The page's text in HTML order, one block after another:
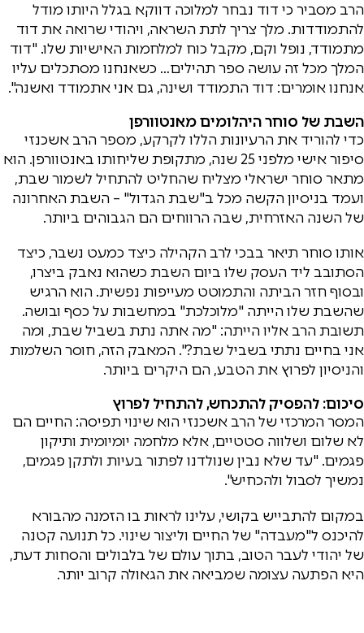
הרב מסביר כי דוד נבחר למלוכה דווקא בגלל היותו מודל
להתמודדות. מלך צריך לתת השראה, ויהודי שרואה את דוד
מתמודד, נופל וקם, מקבל כוח למלחמות האישיות שלו. "דוד
המלך מכל זה עושה ספר תהילים… כשאנחנו מסתכלים עליו
אנחנו אומרים: דוד התמודד ושינה, גם אני אתמודד ואשנה".
השבת של סוחר היהלומים מאנטוורפן
כדי להוריד את הרעיונות הללו לקרקע, מספר הרב אשכנזי
סיפור אישי מלפני 25 שנה, מתקופת שליחותו באנטוורפן. הוא
מתאר סוחר ישראלי מצליח שהחליט להתחיל לשמור שבת,
ועמד בניסיון הקשה מכל ב"שבת הגדול" – השבת האחרונה
של השנה האזרחית, שבה הרווחים הם הגבוהים ביותר.
אותו סוחר תיאר בבכי לרב הקהילה כיצד כמעט נשבר, כיצד
הסתובב ליד העסק שלו ביום השבת כשהוא נאבק ביצרו,
ובסוף חזר הביתה והתמוטט מעייפות נפשית. הוא הרגיש
שהשבת שלו הייתה "מלוכלכת" במחשבות על כסף ובושה.
תשובת הרב אליו הייתה: "מה אתה נתת בשביל שבת, ומה
אני בחיים נתתי בשביל שבת?". המאבק הזה, חוסר השלמות
והניסיון לפרוץ את הטבע, הם היקרים ביותר.
סיכום: להפסיק להתכחש, להתחיל לפרוץ
המסר המרכזי של הרב אשכנזי הוא שינוי תפיסה: החיים הם
לא שלום ושלווה סטטיים, אלא מלחמה יומיומית ותיקון
פגמים. "עד שלא נבין שנולדנו לפתור בעיות ולתקן פגמים,
נמשיך לסבול ולהכחיש".
במקום להתבייש בקושי, עלינו לראות בו הזמנה מהבורא
להיכנס ל"מעבדה" של החיים וליצור שינוי. כל תנועה קטנה
של יהודי לעבר הטוב, בתוך עולם של בלבולים והסחות דעת,
היא הפתעה עצומה שמביאה את הגאולה קרוב יותר.